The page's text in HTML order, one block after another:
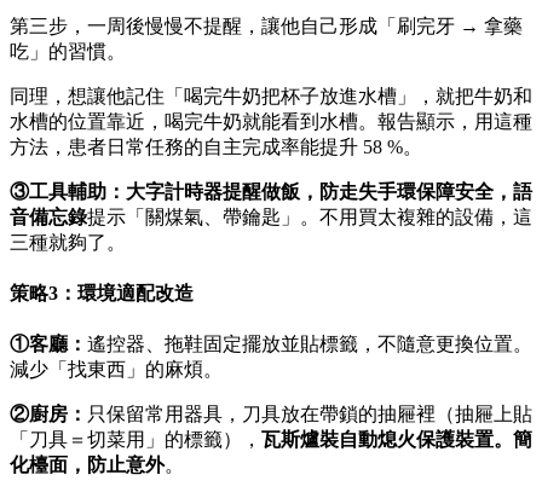
第三步，一周後慢慢不提醒，讓他自己形成「刷完牙 → 拿藥
吃」的習慣。
同理，想讓他記住「喝完牛奶把杯子放進水槽」，就把牛奶和
水槽的位置靠近，喝完牛奶就能看到水槽。報告顯示，用這種
方法，患者日常任務的自主完成率能提升 58 %。
③工具輔助： 大字計時器提醒做飯，防走失手環保障安全，語
音備忘錄提示「關煤氣、帶鑰匙」。不用買太複雜的設備，這
三種就夠了。
策略3：環境適配改造
①客廳： 遙控器、拖鞋固定擺放並貼標籤，不隨意更換位置。
減少「找東西」的麻煩。
②廚房： 只保留常用器具，刀具放在帶鎖的抽屜裡（抽屜上貼
「刀具＝切菜用」的標籤）， 瓦斯爐裝自動熄火保護裝置。簡
化檯面，防止意外。